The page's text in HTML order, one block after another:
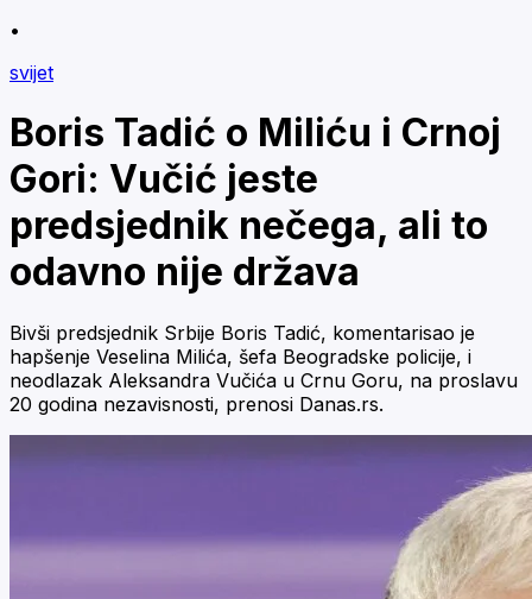
•
svijet
Boris Tadić o Miliću i Crnoj
Gori: Vučić jeste
predsjednik nečega, ali to
odavno nije država
Bivši predsjednik Srbije Boris Tadić, komentarisao je
hapšenje Veselina Milića, šefa Beogradske policije, i
neodlazak Aleksandra Vučića u Crnu Goru, na proslavu
20 godina nezavisnosti, prenosi Danas.rs.